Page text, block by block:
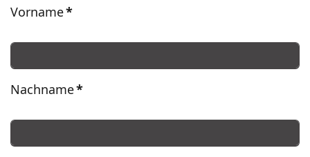
Vorname*
Nachname*